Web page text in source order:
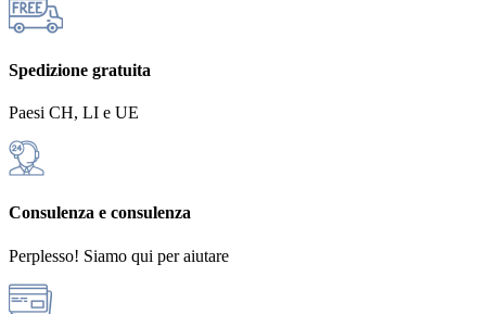
Spedizione gratuita
Paesi CH, LI e UE
Consulenza e consulenza
Perplesso! Siamo qui per aiutare